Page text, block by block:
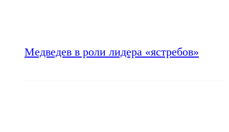
Медведев в роли лидера «ястребов»